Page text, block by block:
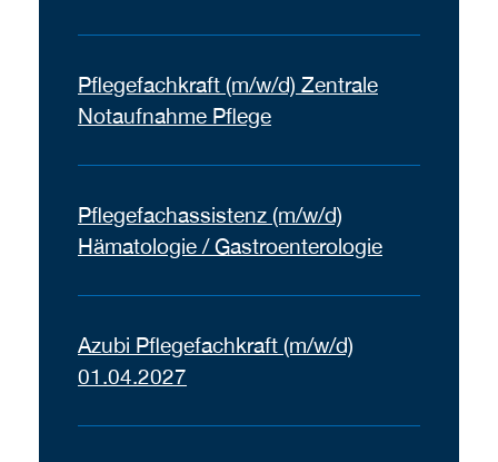
Pflegefachkraft (m/w/d) Zentrale
Notaufnahme Pflege
Pflegefachassistenz (m/w/d)
Hämatologie / Gastroenterologie
Azubi Pflegefachkraft (m/w/d)
01.04.2027